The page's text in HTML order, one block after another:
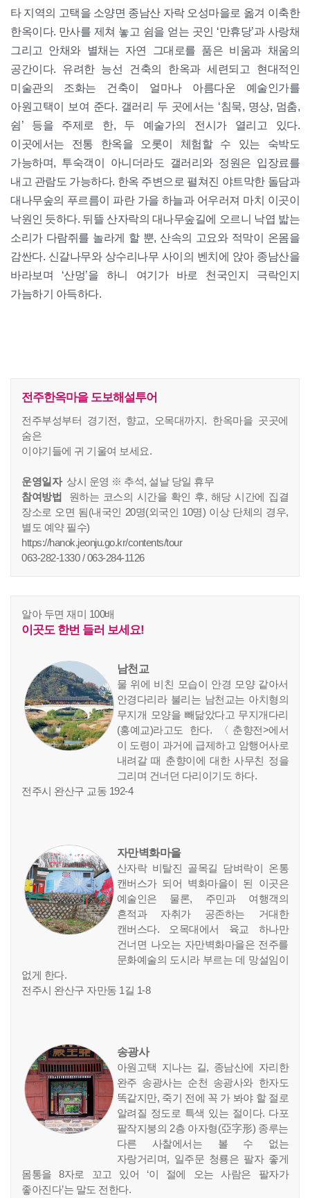
타 지역의 고택을 소양면 종남산 자락 오성마을로 옮겨 이축한
한옥이다. 만사를 제쳐 놓고 쉼을 얻는 곳인 ‘만휴당’과 사랑채
그리고 안채와 별채는 자연 그대로를 품은 비움과 채움의
공간이다. 유려한 능선 건축의 한옥과 세련되고 현대적인
미술관의 조화는 건축이 얼마나 아름다운 예술인가를
아원고택이 보여 준다. 갤러리 두 곳에서는 ‘침묵, 명상, 멈춤,
쉼’ 등을 주제로 한, 두 예술가의 전시가 열리고 있다.
이곳에서는 전통 한옥을 오롯이 체험할 수 있는 숙박도
가능하며, 투숙객이 아니더라도 갤러리와 정원은 입장료를
내고 관람도 가능하다. 한옥 주변으로 펼쳐진 야트막한 돌담과
대나무숲의 푸르름이 파란 가을 하늘과 어우러져 마치 이곳이
낙원인 듯하다. 뒤뜰 산자락의 대나무숲길에 오르니 낙엽 밟는
소리가 다람쥐를 놀라게 할 뿐, 산속의 고요와 적막이 온몸을
감싼다. 신갈나무와 상수리나무 사이의 벤치에 앉아 종남산을
바라보며 ‘산멍’을 하니 여기가 바로 천국인지 극락인지
가늠하기 아득하다.
전주한옥마을 도보해설투어
전주부성부터 경기전, 향교, 오목대까지. 한옥마을 곳곳에
숨은
이야기들에 귀 기울여 보세요.
운영일자상시 운영 ※ 추석, 설날 당일 휴무
참여방법
원하는 코스의 시간을 확인 후, 해당 시간에 집결
장소로 오면 됨(내국인 20명(외국인 10명) 이상 단체의 경우,
별도 예약 필수)
https://hanok.jeonju.go.kr/contents/tour
063-282-1330 / 063-284-1126
알아 두면 재미 100배
이곳도 한번 들러 보세요!
남천교
물 위에 비친 모습이 안경 모양 같아서
안경다리라 불리는 남천교는 아치형의
무지개 모양을 빼닮았다고 무지개다리
(홍예교)라고도 한다. 〈춘향전>에서
이 도령이 과거에 급제하고 암행어사로
내려갈 때 춘향이에 대한 사무친 정을
그리며 건너던 다리이기도 하다.
전주시 완산구 교동 192-4
자만벽화마을
산자락 비탈진 골목길 담벼락이 온통
캔버스가 되어 벽화마을이 된 이곳은
예술인은 물론, 주민과 여행객의
흔적과 자취가 공존하는 거대한
캔버스다. 오목대에서 육교 하나만
건너면 나오는 자만벽화마을은 전주를
문화예술의 도시라 부르는 데 망설임이
없게 한다.
전주시 완산구 자만동 1길 1-8
송광사
아원고택 지나는 길, 종남산에 자리한
완주 송광사는 순천 송광사와 한자도
똑같지만, 죽기 전에 꼭 가 봐야 할 절로
알려질 정도로 특색 있는 절이다. 다포
팔작지붕의 2층 아자형(亞字形) 종루는
다른 사찰에서는 볼 수 없는
자랑거리며, 일주문 청룡은 팔자 좋게
몸통을 8자로 꼬고 있어 ‘이 절에 오는 사람은 팔자가
좋아진다’는 말도 전한다.